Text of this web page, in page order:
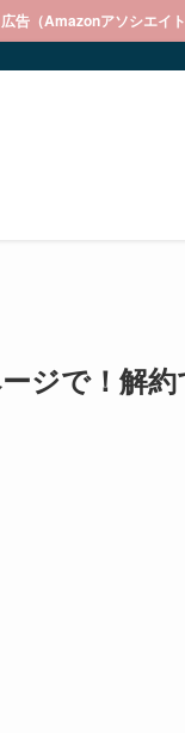
告（Amazonアソシエイ
ジで！解